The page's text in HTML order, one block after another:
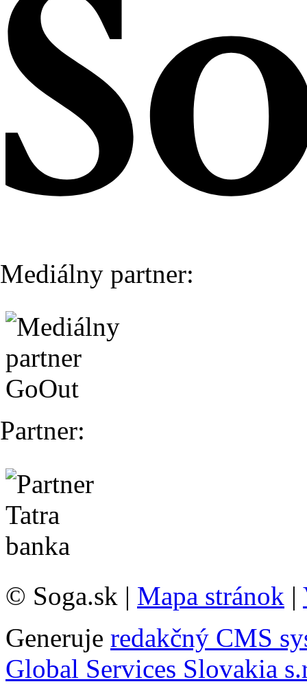
Mediálny partner:
Partner:
© Soga.sk | Mapa stránok |
Generuje redakčný CMS
Global Services Slovakia